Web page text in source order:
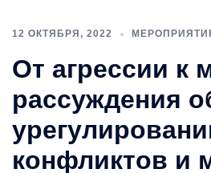
12 ОКТЯБРЯ, 2022
От агрессии к
рассуждения
конфликтов и